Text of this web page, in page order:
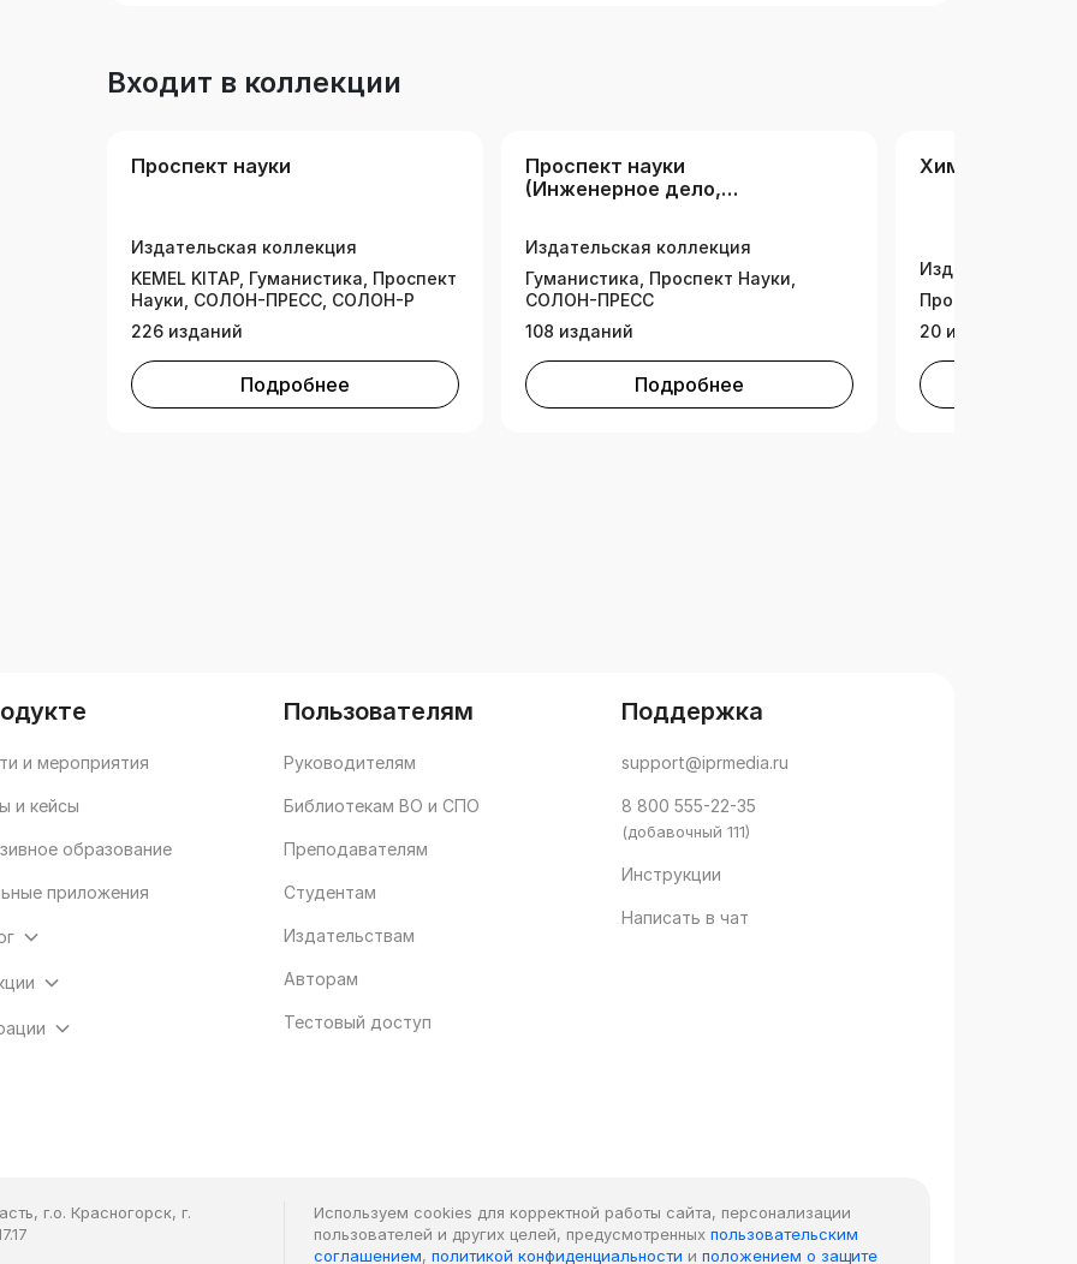
Входит в коллекции
Проспект науки
Издательская коллекция
KEMEL KITAP, Гуманистика, Проспект
Науки, СОЛОН-ПРЕСС, СОЛОН-Р
226 изданий
Подробнее
Проспект науки
(Инженерное дело,
науки)
Издательская коллекция
Гуманистика, Проспект Науки,
СОЛОН-ПРЕСС
108 изданий
Подробнее
Химические
Издательская
Проспект Науки
20 изданий
и мероприятия
и кейсы
образование
приложения
Пользователям
Руководителям
Библиотекам ВО и СПО
Преподавателям
Студентам
Издательствам
Авторам
Тестовый доступ
Поддержка
support@iprmedia.ru
8 800 555-22-35
(добавочный 111)
Инструкции
Написать в чат
г.о. Красногорск, г.
Используем cookies для корректной работы сайта, персонализации
пользователей и других целей, предусмотренных пользовательским
соглашением, политикой конфиденциальности и положением о защите